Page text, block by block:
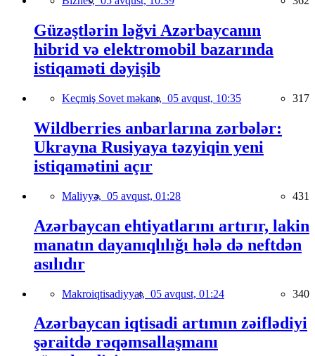
Güzəştlərin ləğvi Azərbaycanın
hibrid və elektromobil bazarında
istiqaməti dəyişib
Keçmiş Sovet məkanı, 05 avqust, 10:35 317
Wildberries anbarlarına zərbələr:
Ukrayna Rusiyaya təzyiqin yeni
istiqamətini açır
Maliyyə, 05 avqust, 01:28 431
Azərbaycan ehtiyatlarını artırır, lakin
manatın dayanıqlılığı hələ də neftdən
asılıdır
Makroiqtisadiyyat, 05 avqust, 01:24 340
Azərbaycan iqtisadi artımın zəiflədiyi
şəraitdə rəqəmsallaşmanı